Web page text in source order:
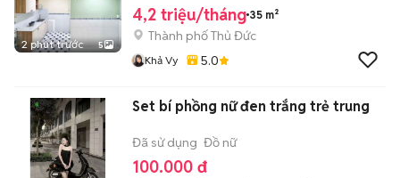
2 phút trước 5
4,2 triệu/tháng 35 m²
Thành phố Thủ Đức
Khả Vy 5.0
Set bí phồng nữ đen trắng trẻ trung
Đã sử dụng Đồ nữ
100.000 đ